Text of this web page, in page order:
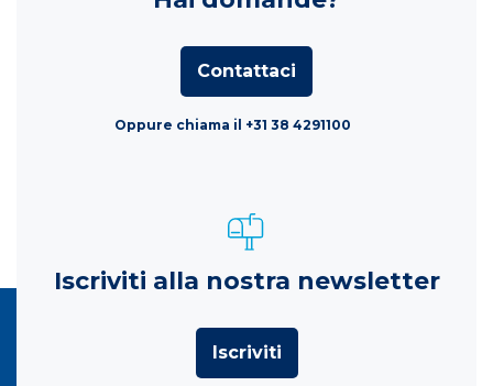
Contattaci
Oppure chiama il +31 38 4291100
Iscriviti alla nostra newsletter
Iscriviti